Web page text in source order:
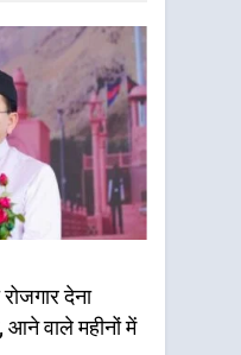
देना
आने वाले महीनों में